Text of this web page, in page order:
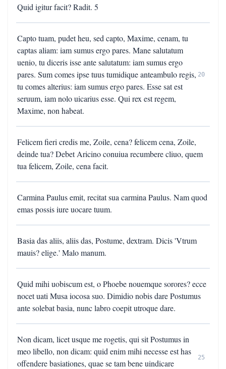
Quid igitur facit? Radit. 5
Capto tuam, pudet heu, sed capto, Maxime, cenam, tu
captas aliam: iam sumus ergo pares. Mane salutatum
uenio, tu diceris isse ante salutatum: iam sumus ergo
pares. Sum comes ipse tuus tumidique anteambulo regis,
tu comes alterius: iam sumus ergo pares. Esse sat est
seruum, iam nolo uicarius esse. Qui rex est regem,
Maxime, non habeat.
20
Felicem fieri credis me, Zoile, cena? felicem cena, Zoile,
deinde tua? Debet Aricino conuiua recumbere cliuo, quem
tua felicem, Zoile, cena facit.
Carmina Paulus emit, recitat sua carmina Paulus. Nam quod
emas possis iure uocare tuum.
Basia das aliis, aliis das, Postume, dextram. Dicis 'Vtrum
mauis? elige.' Malo manum.
Quid mihi uobiscum est, o Phoebe nouemque sorores? ecce
nocet uati Musa iocosa suo. Dimidio nobis dare Postumus
ante solebat basia, nunc labro coepit utroque dare.
Non dicam, licet usque me rogetis, qui sit Postumus in
meo libello, non dicam: quid enim mihi necesse est has
offendere basiationes, quae se tam bene uindicare
25